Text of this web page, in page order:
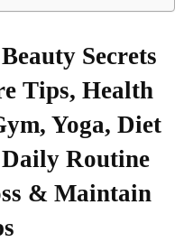
Secrets
Tips, Health
Yoga, Diet
Routine
& Maintain